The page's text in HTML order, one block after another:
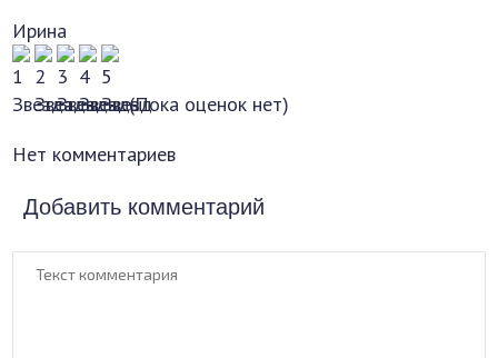
Ирина
(Пока оценок нет)
Нет комментариев
Добавить комментарий